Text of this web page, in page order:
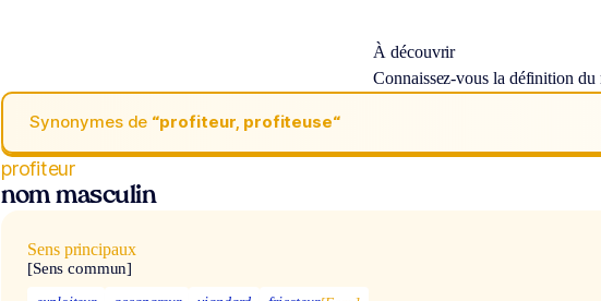
À découvrir
Connaissez-vous la définition
Synonymes de “profiteur, profiteuse“
profiteur
nom masculin
Sens principaux
[Sens commun]